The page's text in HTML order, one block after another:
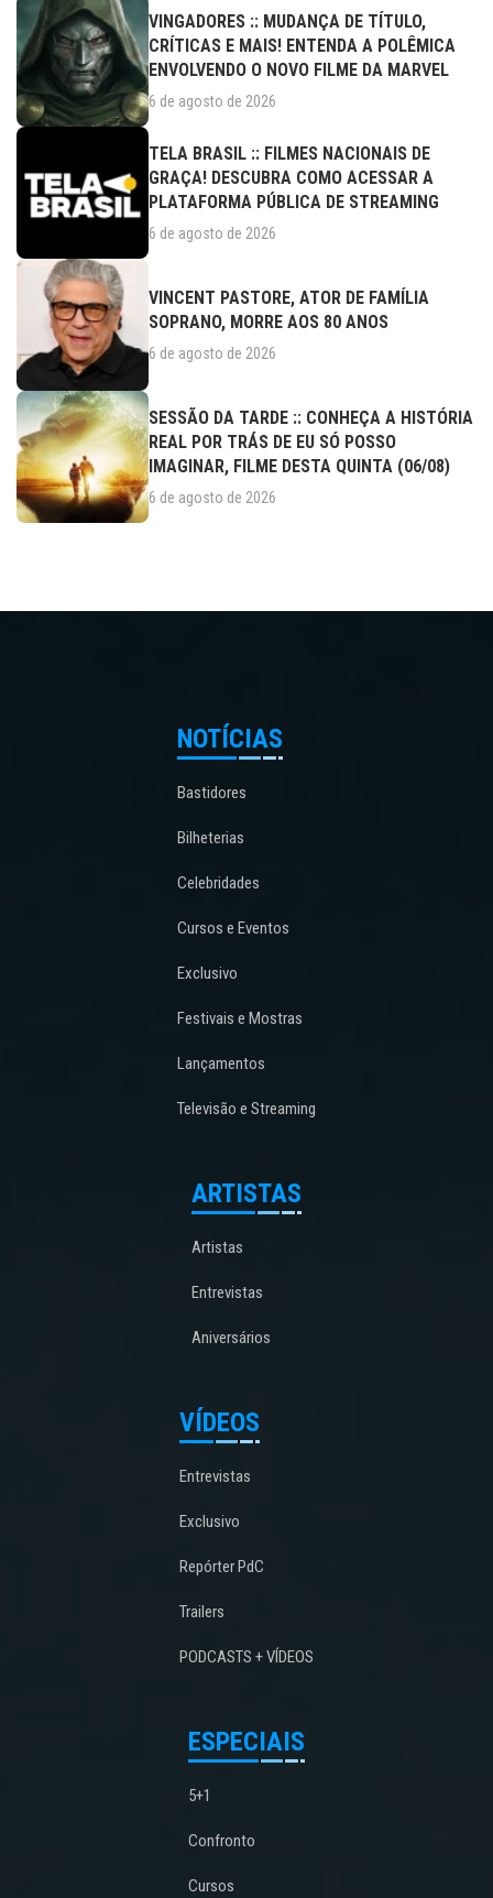
VINGADORES :: MUDANÇA DE TÍTULO,
CRÍTICAS E MAIS! ENTENDA A POLÊMICA
ENVOLVENDO O NOVO FILME DA MARVEL
6 de agosto de 2026
TELA BRASIL :: FILMES NACIONAIS DE
GRAÇA! DESCUBRA COMO ACESSAR A
PLATAFORMA PÚBLICA DE STREAMING
6 de agosto de 2026
VINCENT PASTORE, ATOR DE FAMÍLIA
SOPRANO, MORRE AOS 80 ANOS
6 de agosto de 2026
SESSÃO DA TARDE :: CONHEÇA A HISTÓRIA
REAL POR TRÁS DE EU SÓ POSSO
IMAGINAR, FILME DESTA QUINTA (06/08)
6 de agosto de 2026
NOTÍCIAS
Bastidores
Bilheterias
Celebridades
Cursos e Eventos
Exclusivo
Festivais e Mostras
Lançamentos
Televisão e Streaming
ARTISTAS
Artistas
Entrevistas
Aniversários
VÍDEOS
Entrevistas
Exclusivo
Repórter PdC
Trailers
PODCASTS + VÍDEOS
ESPECIAIS
5+1
Confronto
Cursos